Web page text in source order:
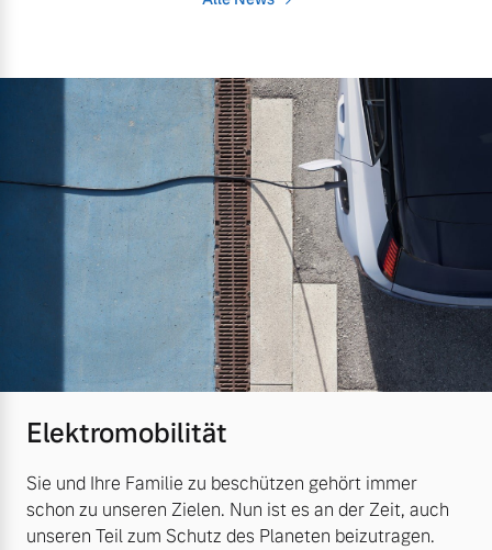
Elektromobilität
Sie und Ihre Familie zu beschützen gehört immer
schon zu unseren Zielen. Nun ist es an der Zeit, auch
unseren Teil zum Schutz des Planeten beizutragen.